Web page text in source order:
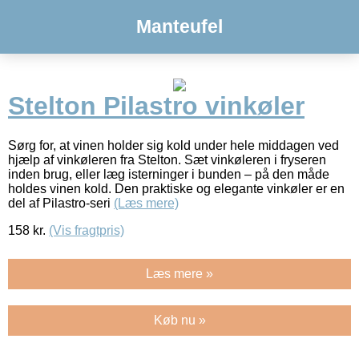
Manteufel
Stelton Pilastro vinkøler
Sørg for, at vinen holder sig kold under hele middagen ved
hjælp af vinkøleren fra Stelton. Sæt vinkøleren i fryseren
inden brug, eller læg isterninger i bunden – på den måde
holdes vinen kold. Den praktiske og elegante vinkøler er en
del af Pilastro-seri (Læs mere)
158 kr. (Vis fragtpris)
Læs mere »
Køb nu »